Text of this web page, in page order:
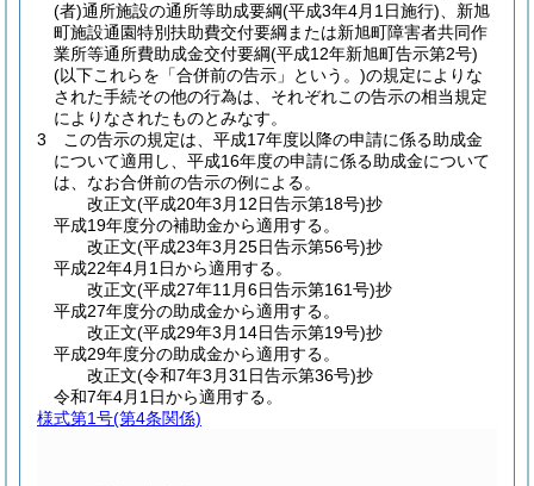
(者)通所施設の通所等助成要綱(平成3年4月1日施行) 、新旭
町施設通園特別扶助費交付要綱または新旭町障害者共同作
業所等通所費助成金交付要綱(平成12年新旭町告示第2号)
(以下これらを「合併前の告示」という。)の規定によりな
された手続その他の行為は、それぞれこの告示の相当規定
によりなされたものとみなす。
3
この告示の規定は、平成17年度以降の申請に係る助成金
について適用し、平成16年度の申請に係る助成金について
は、なお合併前の告示の例による。
改正文(平成20年3月12日告示第18号)抄
平成19年度分の補助金から適用する。
改正文(平成23年3月25日告示第56号)抄
平成22年4月1日から適用する。
改正文(平成27年11月6日告示第161号)抄
平成27年度分の助成金から適用する。
改正文(平成29年3月14日告示第19号)抄
平成29年度分の助成金から適用する。
改正文(令和7年3月31日告示第36号)抄
令和7年4月1日から適用する。
様式第1号(第4条関係)